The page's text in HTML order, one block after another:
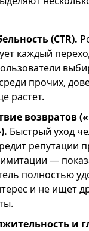
(CTR).
каждый
прочих,
растет.
возвратов
Быстрый уход
репутации
—
полностью
и не ищет
и